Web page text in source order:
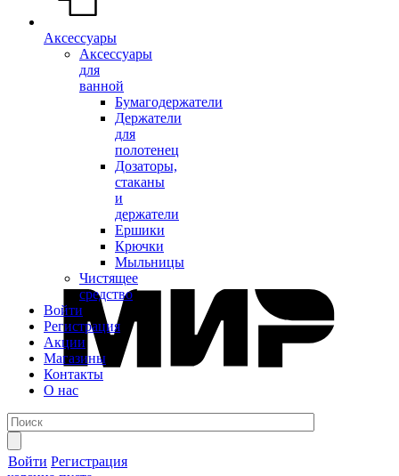
Аксессуары
Аксессуары
для
ванной
Бумагодержатели
Держатели
для
полотенец
Дозаторы,
стаканы
и
держатели
Ершики
Крючки
Мыльницы
Чистящее
средство
Войти
Регистрация
Акции
Магазины
Контакты
О нас
Войти Регистрация